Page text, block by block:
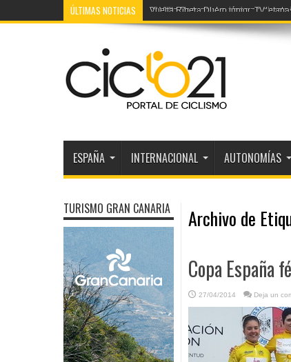
ÚLTIMAS NOTICIAS 2ª Volta Portugal: La etapa en directo
ESPAÑA INTERNACIONAL AUTONOMÍAS
Archivo de
Copa España
27/04/2014 Deja un
TURISMO GRAN CANARIA